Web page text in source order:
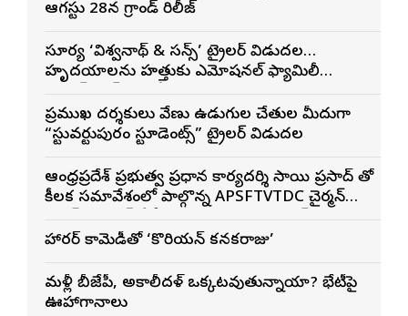
ఆగస్టు 28న గ్రాండ్ రిలీజ్
సూర్య ‘విశ్వనాథ్ & సన్స్’ ట్రైలర్ విడుదల…
హృదయాలను హత్తుకునే ఎమోషనల్ ఫ్యామిలీ
ప్రముఖ దర్శకులు వేణు ఉడుగుల చేతుల మీదుగా
“స్టువర్టుపురం స్టూడెంట్స్” ట్రైలర్ విడుదల
ఆంధ్రప్రదేశ్ ప్రభుత్వ ప్రధాన కార్యదర్శి సాయి ప్రసాద్ తో
కీలక సమావేశంలో పాల్గొన్న APSFTVTDC చైర్మన్
శాఖల అధికారులు
హారర్ కామెడీతో ‘కొరియన్ కనకరాజు’
మళ్లీ బీజేపీ, అకాలీదళ్ ఒక్కటవుతున్నాయా? భేటీపై
ఊహాగానాలు